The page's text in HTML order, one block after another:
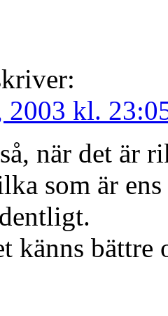
2003 kl.
när det är
som är
känns bättre